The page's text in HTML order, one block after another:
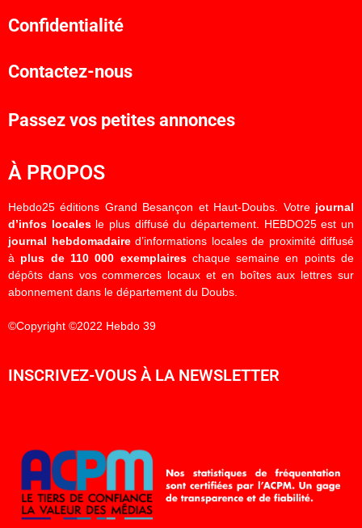
Confidentialité
Contactez-nous
Passez vos petites annonces
À PROPOS
Hebdo25 éditions Grand Besançon et Haut-Doubs. Votre journal
d’infos localesle plus diffusé du département. HEBDO25 est un
journal hebdomadaired’informations locales de proximité diffusé
à plus de 110 000 exemplaireschaque semaine en points de
dépôts dans vos commerces locaux et en boîtes aux lettres sur
abonnement dans le département du Doubs.
©Copyright ©2022 Hebdo 39
INSCRIVEZ-VOUS À LA NEWSLETTER